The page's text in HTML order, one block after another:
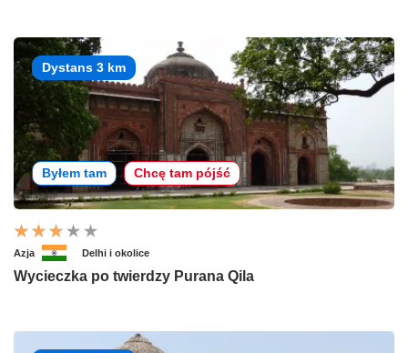
Dystans 3 km
Byłem tam Chcę tam pójść
Azja Delhi i okolice
Wycieczka po twierdzy Purana Qila